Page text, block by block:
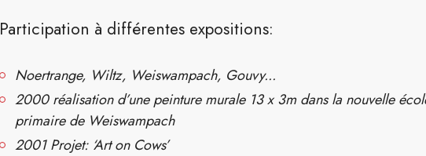
Participation à différentes expositions:
Noertrange, Wiltz, Weiswampach, Gouvy...
2000 réalisation d’une peinture murale 13 x 3m dans la nouvelle
primaire de Weiswampach
2001 Projet: ‘Art on Cows’